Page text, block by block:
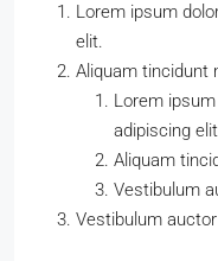
Lorem ipsum
elit.
Aliquam tincidunt
Lorem
adipiscing
Aliquam
Vestibulum
Vestibulum